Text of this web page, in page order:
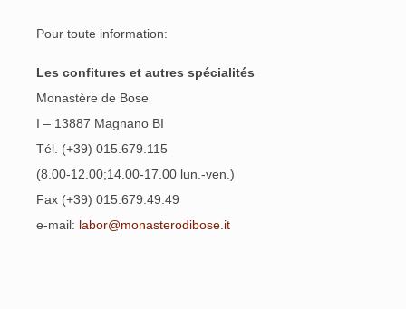
Pour toute information:
Les confitures et autres spécialités
Monastère de Bose
I – 13887 Magnano BI
Tél. (+39) 015.679.115
(8.00-12.00;14.00-17.00 lun.-ven.)
Fax (+39) 015.679.49.49
e-mail: labor@monasterodibose.it